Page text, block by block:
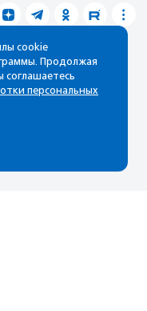
cookie
Продолжая
соглашаетесь
персональных